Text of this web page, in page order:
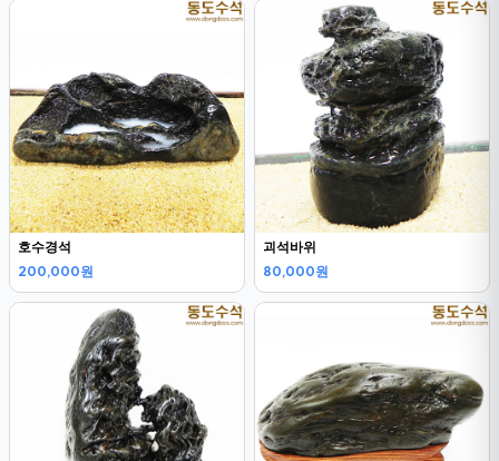
호수경석
200,000원
괴석바위
80,000원